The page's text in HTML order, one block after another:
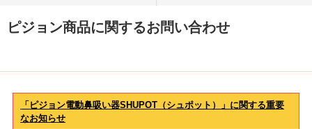
ピジョン商品に関するお問い合わせ
「ピジョン電動鼻吸い器SHUPOT（シュポット）」に関する重要
なお知らせ